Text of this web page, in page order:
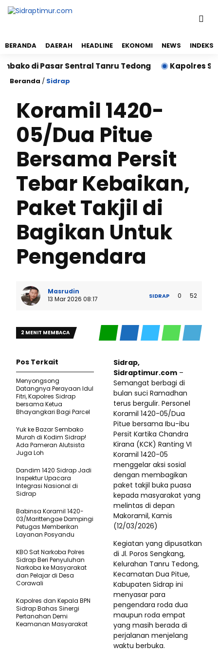
BERANDA DAERAH HEADLINE EKONOMI NEWS INDEKS
di Pasar Sentral Tanru Tedong Kapolres Sidrap
Beranda / Sidrap
Koramil 1420-
05/Dua Pitue
Bersama Persit
Tebar Kebaikan,
Paket Takjil di
Bagikan Untuk
Pengendara
Masrudin
13 Mar 2026 08:17
SIDRAP 0 52
2 MENIT MEMBACA
Sidrap,
Sidraptimur.com –
Semangat berbagi di
bulan suci Ramadhan
terus bergulir. Personel
Koramil 1420-05/Dua
Pitue bersama Ibu-ibu
Persit Kartika Chandra
Kirana (KCK) Ranting VI
Koramil 1420-05
menggelar aksi sosial
dengan membagikan
paket takjil buka puasa
kepada masyarakat yang
melintas di depan
Makoramil, Kamis
(12/03/2026)
Kegiatan yang dipusatkan
di Jl. Poros Sengkang,
Kelurahan Tanru Tedong,
Kecamatan Dua Pitue,
Kabupaten Sidrap ini
menyasar para
pengendara roda dua
maupun roda empat
yang masih berada di
perjalanan menjelang
waktu berbuka.
Pos Terkait
Menyongsong
Datangnya Perayaan Idul
Fitri, Kapolres Sidrap
bersama Ketua
Bhayangkari Bagi Parcel
Yuk ke Bazar Sembako
Murah di Kodim Sidrap!
Ada Pameran Alutsista
Juga Loh
Dandim 1420 Sidrap Jadi
Inspektur Upacara
Integrasi Nasional di
Sidrap
Babinsa Koramil 1420-
03/Marittengae Dampingi
Petugas Memberikan
Layanan Posyandu
KBO Sat Narkoba Polres
Sidrap Beri Penyuluhan
Narkoba ke Masyarakat
dan Pelajar di Desa
Corawali
Kapolres dan Kepala BPN
Sidrap Bahas Sinergi
Pertanahan Demi
Keamanan Masyarakat